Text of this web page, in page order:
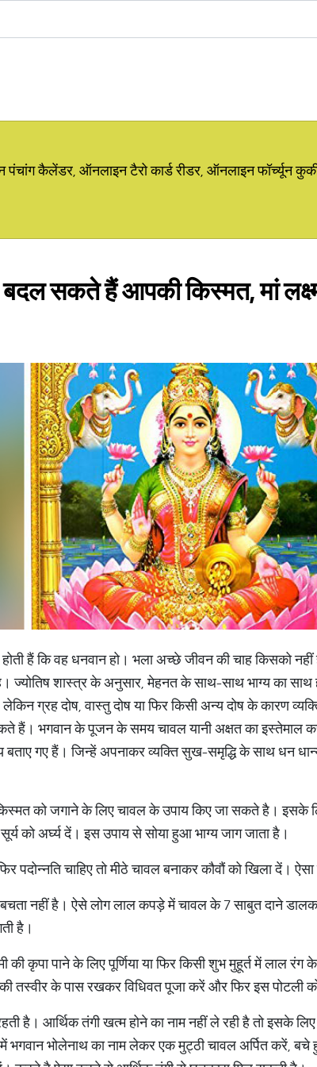
कैलेंडर, ऑनलाइन टैरो कार्ड रीडर, ऑनलाइन फॉर्च्यून
सकते हैं आपकी किस्मत, मां
हैं कि वह धनवान हो। भला अच्छे जीवन की चाह किसको
ज्योतिष शास्त्र के अनुसार, मेहनत के साथ-साथ भाग्य का साथ
ग्रह दोष, वास्तु दोष या फिर किसी अन्य दोष के कारण
हैं। भगवान के पूजन के समय चावल यानी अक्षत का इस्तेमाल
गए हैं। जिन्हें अपनाकर व्यक्ति सुख-समृद्धि के साथ धन
किस्मत को जगाने के लिए चावल के उपाय किए जा सकते है।
को अर्घ्य दें। इस उपाय से सोया हुआ भाग्य जाग जाता है।
पदोन्नति चाहिए तो मीठे चावल बनाकर कौवौं को खिला दें।
बचता नहीं है। ऐसे लोग लाल कपड़े में चावल के 7 साबुत दाने
है।
की कृपा पाने के लिए पूर्णिया या फिर किसी शुभ मुहूर्त में लाल
की तस्वीर के पास रखकर विधिवत पूजा करें और फिर इस पोटली
है। आर्थिक तंगी खत्म होने का नाम नहीं ले रही है तो इसके
भगवान भोलेनाथ का नाम लेकर एक मुट्ठी चावल अर्पित करें,